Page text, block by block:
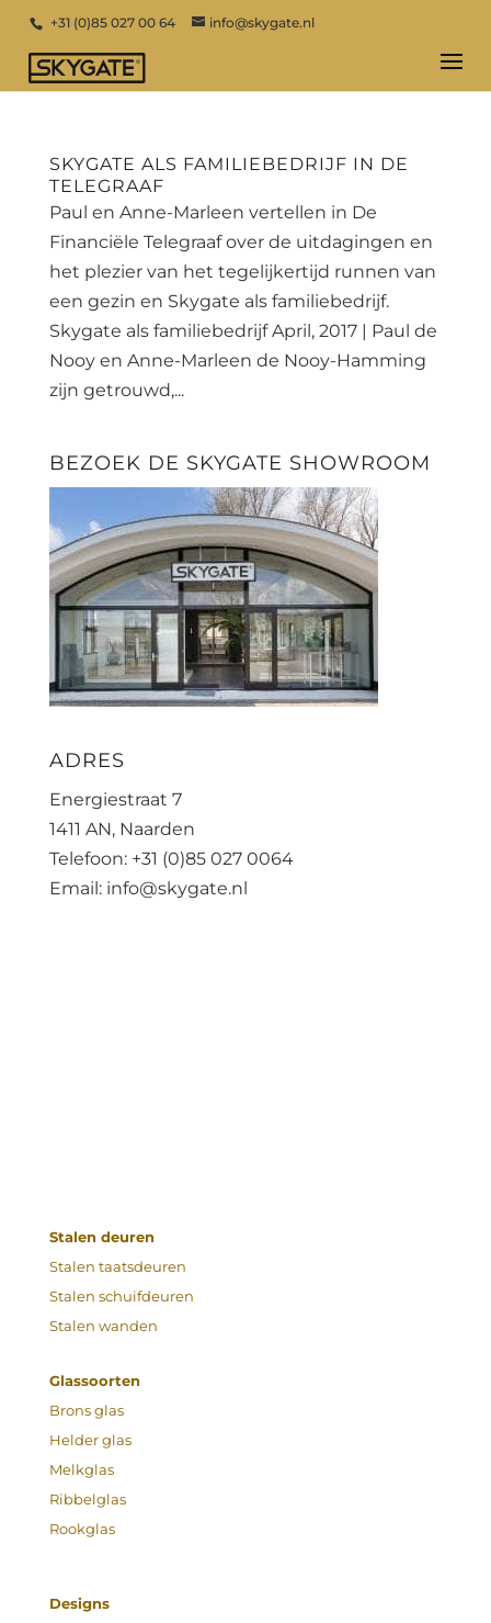
+31 (0)85 027 00 64 info@skygate.nl
SKYGATE ALS FAMILIEBEDRIJF IN DE
TELEGRAAF
Paul en Anne-Marleen vertellen in De
Financiële Telegraaf over de uitdagingen en
het plezier van het tegelijkertijd runnen van
een gezin en Skygate als familiebedrijf.
Skygate als familiebedrijf April, 2017 | Paul de
Nooy en Anne-Marleen de Nooy-Hamming
zijn getrouwd,...
BEZOEK DE SKYGATE SHOWROOM
ADRES
Energiestraat 7
1411 AN, Naarden
Telefoon: +31 (0)85 027 0064
Email: info@skygate.nl
Stalen deuren
Stalen taatsdeuren
Stalen schuifdeuren
Stalen wanden
Glassoorten
Brons glas
Helder glas
Melkglas
Ribbelglas
Rookglas
Designs